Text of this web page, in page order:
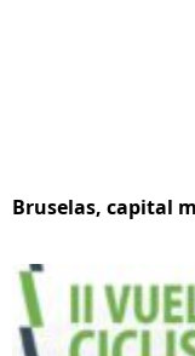
Bruselas, capital